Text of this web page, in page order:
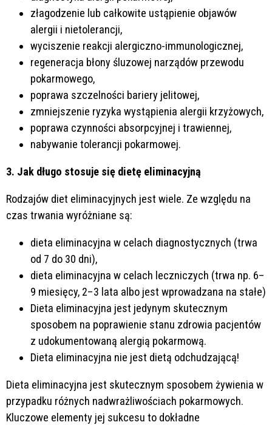
złagodzenie lub całkowite ustąpienie objawów
alergii i nietolerancji,
wyciszenie reakcji alergiczno-immunologicznej,
regeneracja błony śluzowej narządów przewodu
pokarmowego,
poprawa szczelności bariery jelitowej,
zmniejszenie ryzyka wystąpienia alergii krzyżowych,
poprawa czynności absorpcyjnej i trawiennej,
nabywanie tolerancji pokarmowej.
3. Jak długo stosuje się dietę eliminacyjną
Rodzajów diet eliminacyjnych jest wiele. Ze względu na
czas trwania wyróżniane są:
dieta eliminacyjna w celach diagnostycznych (trwa
od 7 do 30 dni),
dieta eliminacyjna w celach leczniczych (trwa np. 6–
9 miesięcy, 2–3 lata albo jest wprowadzana na stałe)
Dieta eliminacyjna jest jedynym skutecznym
sposobem na poprawienie stanu zdrowia pacjentów
z udokumentowaną alergią pokarmową.
Dieta eliminacyjna nie jest dietą odchudzającą!
Dieta eliminacyjna jest skutecznym sposobem żywienia w
przypadku różnych nadwrażliwościach pokarmowych.
Kluczowe elementy jej sukcesu to dokładne